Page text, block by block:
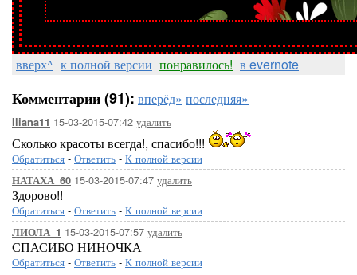
вверх^ к полной версии понравилось! в evernote
Комментарии (91): вперёд» последняя»
Iliana11 15-03-2015-07:42 удалить
Сколько красоты всегда!, спасибо!!!
Обратиться - Ответить - К полной версии
НАТАХА_60 15-03-2015-07:47 удалить
Здорово!!
Обратиться - Ответить - К полной версии
ЛИОЛА_1 15-03-2015-07:57 удалить
СПАСИБО НИНОЧКА
Обратиться - Ответить - К полной версии